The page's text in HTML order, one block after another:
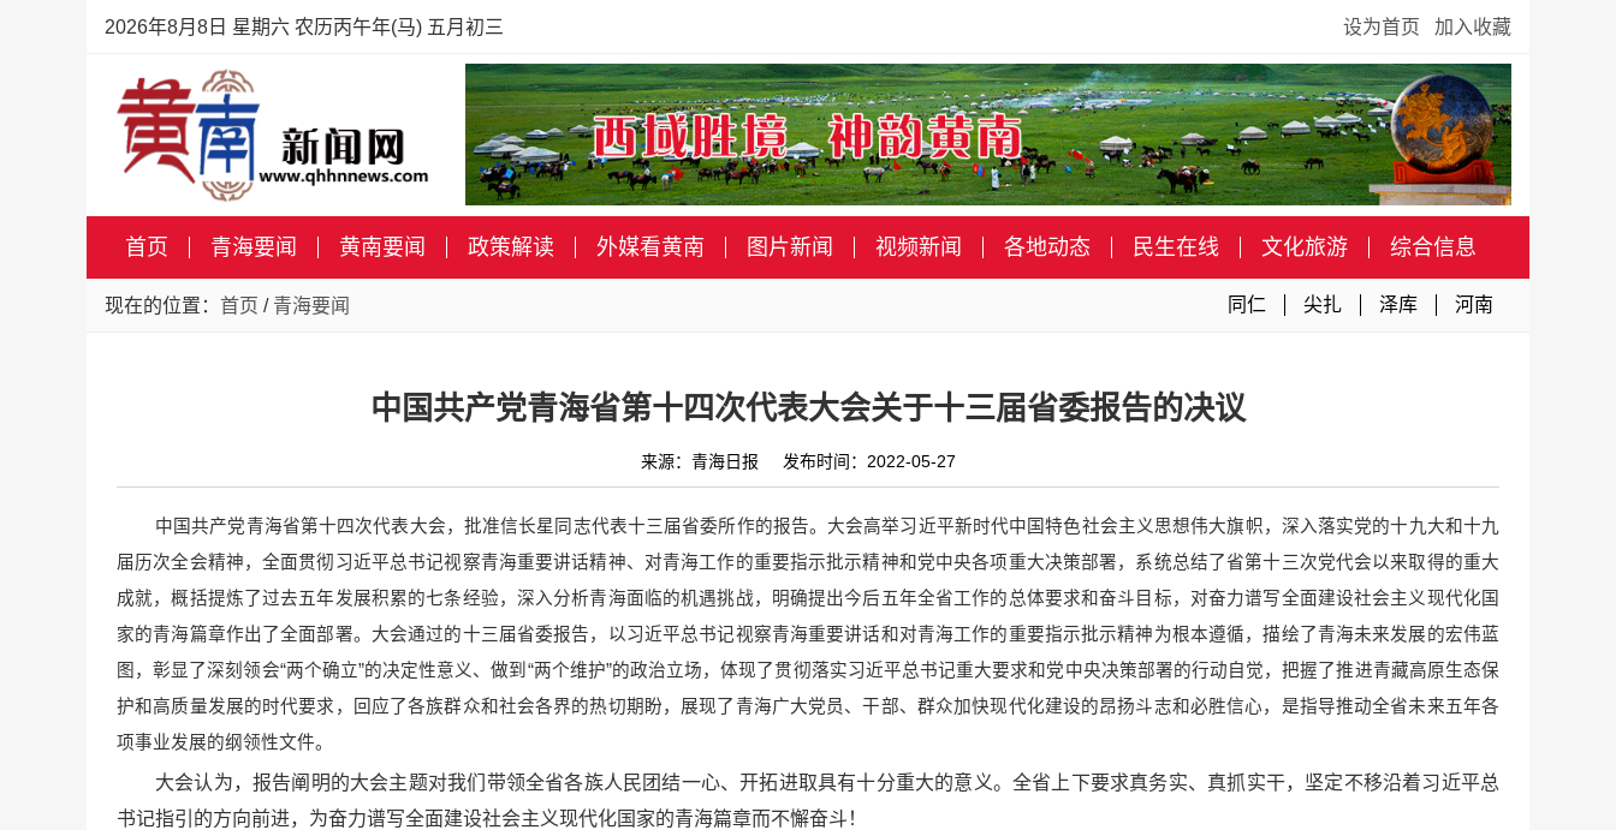
2026年8月8日 星期六 农历丙午年(马) 五月初三 设为首页 加入收藏
首页 青海要闻 黄南要闻 政策解读 外媒看黄南 图片新闻 视频新闻 各地动态 民生在线 文化旅游 综合信息
现在的位置： 首页 / 青海要闻 同仁 尖扎 泽库 河南
中国共产党青海省第十四次代表大会关于十三届省委报告的决议
来源：青海日报 发布时间：2022-05-27
中国共产党青海省第十四次代表大会，批准信长星同志代表十三届省委所作的报告。大会高举习近平新时代中国特色社会主义思想伟大旗帜，深入落实党的十九大和十九
届历次全会精神，全面贯彻习近平总书记视察青海重要讲话精神、对青海工作的重要指示批示精神和党中央各项重大决策部署，系统总结了省第十三次党代会以来取得的重大
成就，概括提炼了过去五年发展积累的七条经验，深入分析青海面临的机遇挑战，明确提出今后五年全省工作的总体要求和奋斗目标，对奋力谱写全面建设社会主义现代化国
家的青海篇章作出了全面部署。大会通过的十三届省委报告，以习近平总书记视察青海重要讲话和对青海工作的重要指示批示精神为根本遵循，描绘了青海未来发展的宏伟蓝
图，彰显了深刻领会“两个确立”的决定性意义、做到“两个维护”的政治立场，体现了贯彻落实习近平总书记重大要求和党中央决策部署的行动自觉，把握了推进青藏高原生态保
护和高质量发展的时代要求，回应了各族群众和社会各界的热切期盼，展现了青海广大党员、干部、群众加快现代化建设的昂扬斗志和必胜信心，是指导推动全省未来五年各
项事业发展的纲领性文件。
大会认为，报告阐明的大会主题对我们带领全省各族人民团结一心、开拓进取具有十分重大的意义。全省上下要求真务实、真抓实干，坚定不移沿着习近平总
书记指引的方向前进，为奋力谱写全面建设社会主义现代化国家的青海篇章而不懈奋斗！